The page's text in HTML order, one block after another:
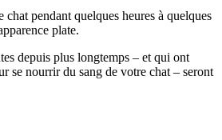
chat pendant quelques heures à quelques
plate.
depuis plus longtemps – et qui ont
se nourrir du sang de votre chat – seront